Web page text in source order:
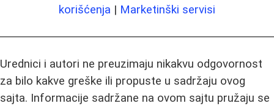
korišćenja | Marketinški servisi
Urednici i autori ne preuzimaju nikakvu odgovornost
za bilo kakve greške ili propuste u sadržaju ovog
sajta. Informacije sadržane na ovom sajtu pružaju se